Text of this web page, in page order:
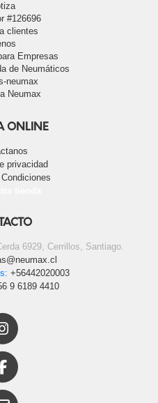
#126696
clientes
Empresas
de Neumáticos
neumax
Neumax
ONLINE
privacidad
6929, Cerrillos, Santiago.
+56442020003
9 6189 4410